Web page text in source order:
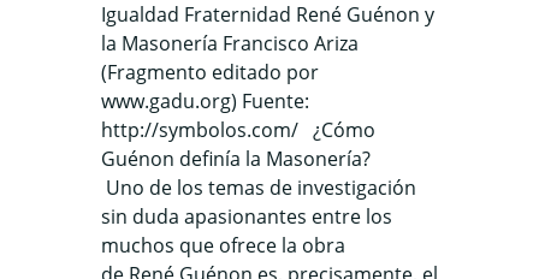
Igualdad Fraternidad René Guénon y
la Masonería Francisco Ariza
(Fragmento editado por
www.gadu.org) Fuente:
http://symbolos.com/ ¿Cómo
Guénon definía la Masonería?
Uno de los temas de investigación
sin duda apasionantes entre los
muchos que ofrece la obra